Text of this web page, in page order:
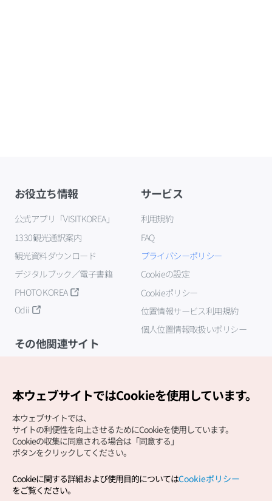
お役立ち情報
公式アプリ「VISITKOREA」
1330観光通訳案内
観光資料ダウンロード
デジタルブック／電子書籍
PHOTO KOREA
Odii
サービス
利用規約
FAQ
プライバシーポリシー
Cookieの設定
Cookieポリシー
位置情報サービス利用規約
個人位置情報取扱いポリシー
その他関連サイト
Copyright (c) Korea Tourism Organization All Rights
本ウェブサイトではCookieを使用しています。
本ウェブサイトでは、
サイトの利便性を向上させるためにCookieを使用しています。
Cookieの収集に同意される場合は「同意する」
ボタンをクリックしてください。
Cookieに関する詳細および使用目的についてはCookieポリシー
をご覧ください。